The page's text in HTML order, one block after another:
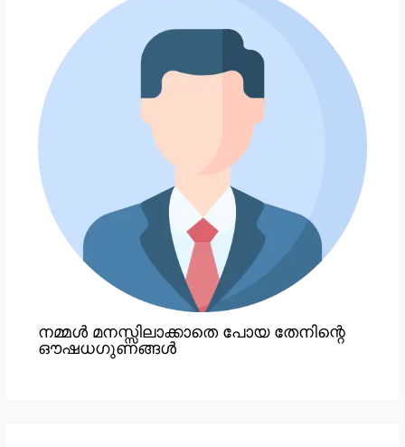
നമ്മൾ മനസ്സിലാക്കാതെ പോയ തേനിന്റെ
ഔഷധഗുണങ്ങൾ